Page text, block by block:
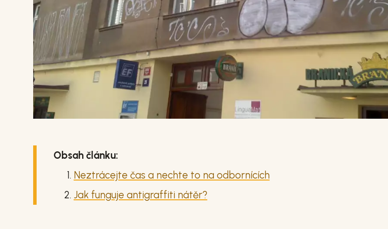
Obsah článku:
Neztrácejte čas a nechte to na odbornících
Jak funguje antigraffiti nátěr?